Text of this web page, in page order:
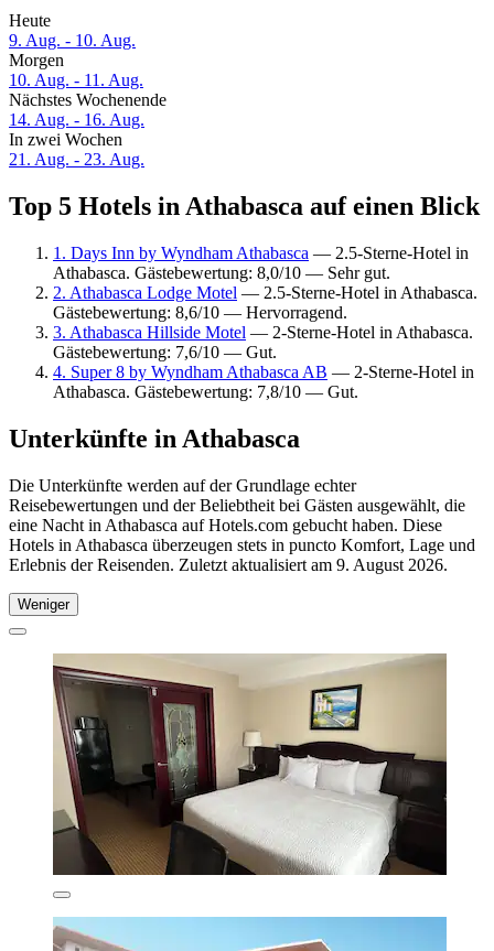
Heute
9. Aug. - 10. Aug.
Morgen
10. Aug. - 11. Aug.
Nächstes Wochenende
14. Aug. - 16. Aug.
In zwei Wochen
21. Aug. - 23. Aug.
Top 5 Hotels in Athabasca auf einen Blick
1. Days Inn by Wyndham Athabasca — 2.5-Sterne-Hotel in
Athabasca. Gästebewertung: 8,0/10 — Sehr gut.
2. Athabasca Lodge Motel — 2.5-Sterne-Hotel in Athabasca.
Gästebewertung: 8,6/10 — Hervorragend.
3. Athabasca Hillside Motel — 2-Sterne-Hotel in Athabasca.
Gästebewertung: 7,6/10 — Gut.
4. Super 8 by Wyndham Athabasca AB — 2-Sterne-Hotel in
Athabasca. Gästebewertung: 7,8/10 — Gut.
Unterkünfte in Athabasca
Die Unterkünfte werden auf der Grundlage echter
Reisebewertungen und der Beliebtheit bei Gästen ausgewählt, die
eine Nacht in Athabasca auf Hotels.com gebucht haben. Diese
Hotels in Athabasca überzeugen stets in puncto Komfort, Lage und
Erlebnis der Reisenden. Zuletzt aktualisiert am 9. August 2026.
Weniger